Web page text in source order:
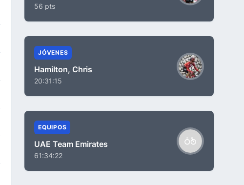
56 pts
JÓVENES
Hamilton, Chris
20:31:15
EQUIPOS
UAE Team Emirates
61:34:22